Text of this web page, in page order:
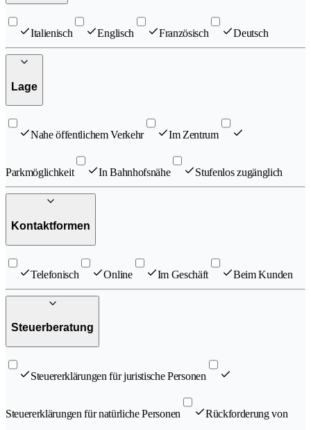
Italienisch Englisch Französisch Deutsch
Lage
Nahe öffentlichem Verkehr Im Zentrum
Parkmöglichkeit In Bahnhofsnähe Stufenlos zugänglich
Kontaktformen
Telefonisch Online Im Geschäft Beim Kunden
Steuerberatung
Steuererklärungen für juristische Personen
Steuererklärungen für natürliche Personen Rückforderung von